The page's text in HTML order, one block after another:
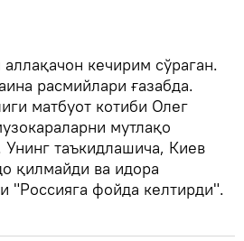
кечирим сўраган.
расмийлари ғазабда.
матбуот котиби Олег
мутлақо
Унинг таъкидлашича, Киев
қилмайди ва идора
"Россияга фойда келтирди".